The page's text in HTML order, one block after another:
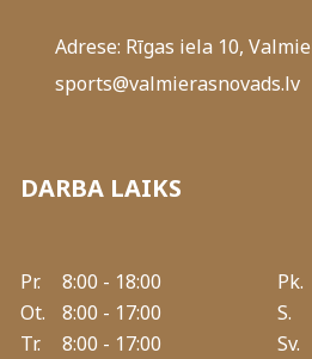
Adrese: Rīgas iela 10,
sports@valmierasnovads.lv
DARBA LAIKS
Pr.
8:00 - 18:00
Ot.
8:00 - 17:00
Tr.
8:00 - 17:00
Pk.
S.
Sv.